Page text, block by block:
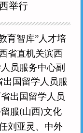
举行
育智库”人才培
省直机关滨西
员服务中心副
出国留学人员服
出国留学人员
服(山西)文化
刘亚灵、中外